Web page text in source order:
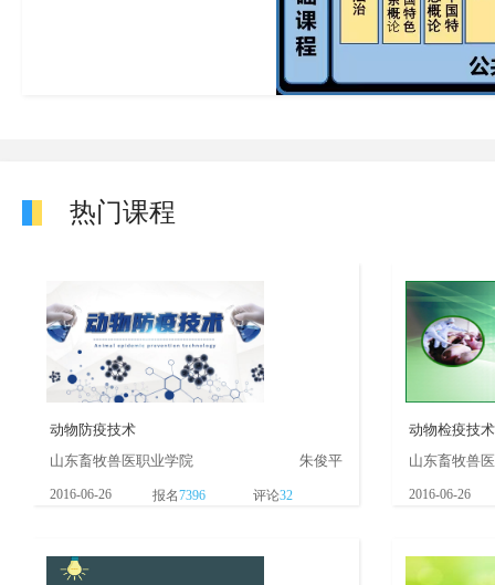
热门课程
动物防疫技术
山东畜牧兽医职业学院
朱俊平
2016-06-26 报名7396 评论32
动物检疫技术
山东畜牧兽
2016-06-26